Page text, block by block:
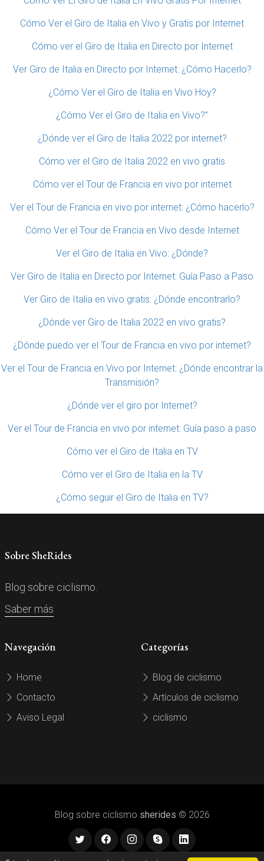
Cómo Ver el Giro de Italia en Vivo y Gratis por Internet
Cómo ver el Giro de Italia en Directo por Internet
Ver Giro de Italia en Directo por Internet: ¿Cómo Hacerlo?
¿Cómo Ver el Giro de Italia en Vivo Hoy?
¿Cómo Ver el Giro de Italia en Vivo?”
¿Dónde ver el Giro de Italia 2022 por internet?
Cómo ver el Giro de Italia 2022 en vivo gratis
Cómo ver el Tour de Francia en vivo por internet
Ver el Tour de Francia en vivo por internet: ¿Cómo hacerlo?
Cómo Ver el Tour de Francia en Vivo desde Internet
Ver el Giro de Italia en Vivo: ¿Dónde?
Ver Giro de Italia en Directo por Internet: Guía Paso a Paso
Ver Giro de Italia en vivo gratis: ¿Dónde encontrarlo?
¿Dónde ver Giro de Italia 2022 en vivo gratis?
¿Dónde puedo ver el Tour de Francia en vivo por internet?
Ver el Tour de Francia en Vivo por Internet: ¿Dónde encontrar la
Transmisión?
¿Dónde ver el giro por Internet?
Ver el Tour de Francia en vivo por internet: Guía paso a paso
Cómo ver el Giro de Italia en TV
Cómo ver el Giro de Italia en la TV
¿Cómo seguir el Giro de Italia en TV?
Sobre SheRides
Blog sobre ciclismo.
Saber más
Navegación
Home
Contacto
Aviso Legal
Categorías
Blog de ciclismo
Artículos de ciclismo
ciclismo
Blog sobre ciclismo sherides © 2026